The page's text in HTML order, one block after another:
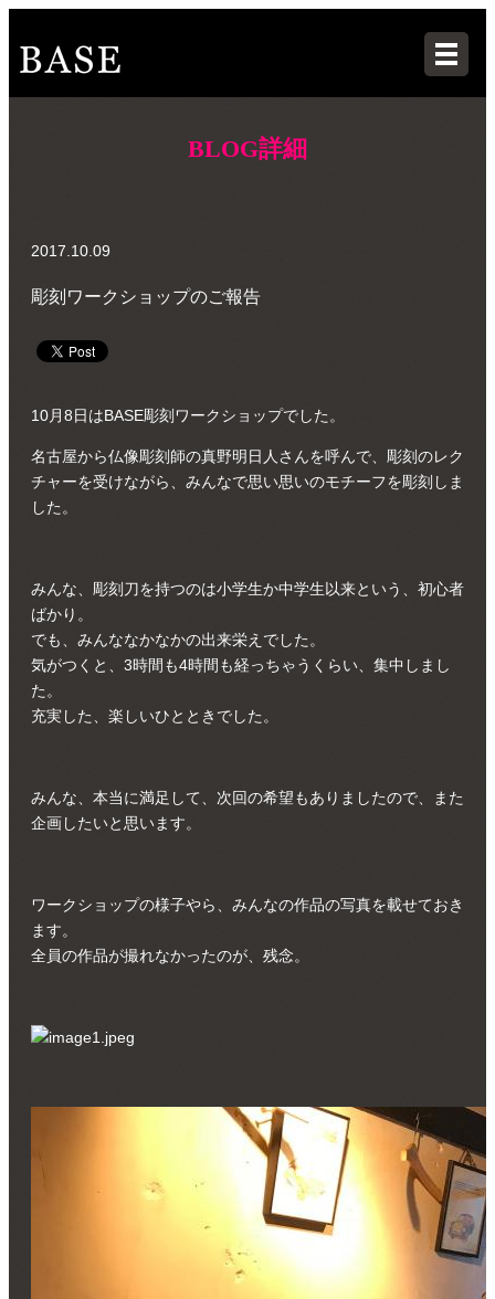
BLOG詳細
2017.10.09
彫刻ワークショップのご報告
10月8日はBASE彫刻ワークショップでした。
名古屋から仏像彫刻師の真野明日人さんを呼んで、彫刻のレク
チャーを受けながら、みんなで思い思いのモチーフを彫刻しま
した。
みんな、彫刻刀を持つのは小学生か中学生以来という、初心者
ばかり。
でも、みんななかなかの出来栄えでした。
気がつくと、 3時間も4時間も経っちゃうくらい、集中しまし
た。
充実した、楽しいひとときでした。
みんな、本当に満足して、次回の希望もありましたので、また
企画したいと思います。
ワークショップの様子やら、みんなの作品の写真を載せておき
ます。
全員の作品が撮れなかったのが、残念。